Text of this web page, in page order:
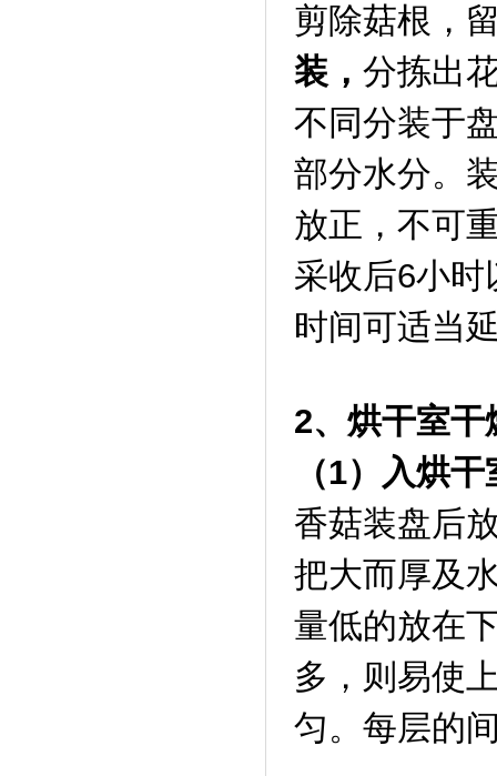
剪除菇根，
装， 分拣出
不同分装于
部分水分。
放正，不可
采收后6小
时间可适当
2、烘干室干
（1）入烘干
香菇装盘后
把大而厚及
量低的放在
多，则易使
匀。每层的